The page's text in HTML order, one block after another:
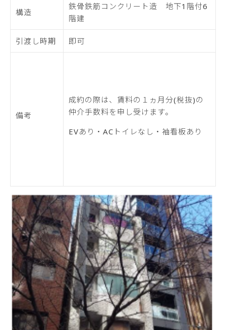
構造
鉄骨鉄筋コンクリート造 地下1階付6
階建
引渡し時期 即可
備考
成約の際は、賃料の１ヵ月分(税抜)の
仲介手数料を申し受けます。
EVあり・ACトイレなし・袖看板あり